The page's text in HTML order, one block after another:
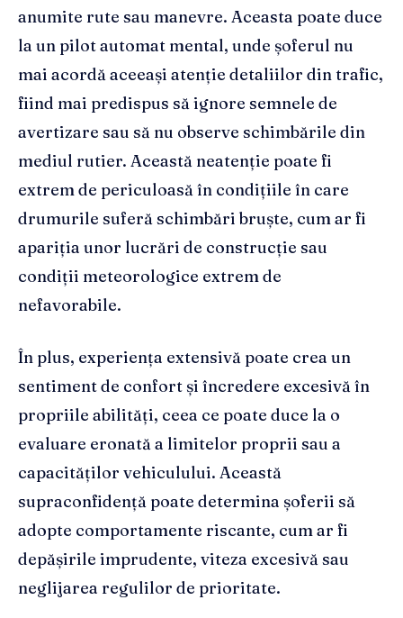
anumite rute sau manevre. Aceasta poate duce
la un pilot automat mental, unde șoferul nu
mai acordă aceeași atenție detaliilor din trafic,
fiind mai predispus să ignore semnele de
avertizare sau să nu observe schimbările din
mediul rutier. Această neatenție poate fi
extrem de periculoasă în condițiile în care
drumurile suferă schimbări bruște, cum ar fi
apariția unor lucrări de construcție sau
condiții meteorologice extrem de
nefavorabile.
În plus, experiența extensivă poate crea un
sentiment de confort și încredere excesivă în
propriile abilități, ceea ce poate duce la o
evaluare eronată a limitelor proprii sau a
capacităților vehiculului. Această
supraconfidență poate determina șoferii să
adopte comportamente riscante, cum ar fi
depășirile imprudente, viteza excesivă sau
neglijarea regulilor de prioritate.